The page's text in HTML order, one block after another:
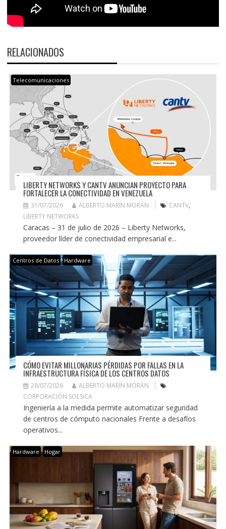
RELACIONADOS
Telecomunicaciones
LIBERTY NETWORKS Y CANTV ANUNCIAN PROYECTO PARA
FORTALECER LA CONECTIVIDAD EN VENEZUELA
31/07/2026 ALBERTO MARÍN MORÁN CANTV,
LIBERTY NETWORKS
Caracas – 31 de julio de 2026 – Liberty Networks,
proveedor líder de conectividad empresarial e...
Centros de Datos Hardware
CÓMO EVITAR MILLONARIAS PÉRDIDAS POR FALLAS EN LA
INFRAESTRUCTURA FÍSICA DE LOS CENTROS DATOS
28/07/2026
ALBERTO MARÍN MORÁN
CORPORACIÓN SOLSICA
Ingeniería a la medida permite automatizar seguridad
de centros de cómputo nacionales Frente a desafíos
operativos...
Hardware Hogar